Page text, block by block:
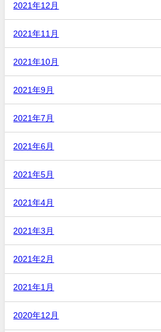
2021年12月
2021年11月
2021年10月
2021年9月
2021年7月
2021年6月
2021年5月
2021年4月
2021年3月
2021年2月
2021年1月
2020年12月